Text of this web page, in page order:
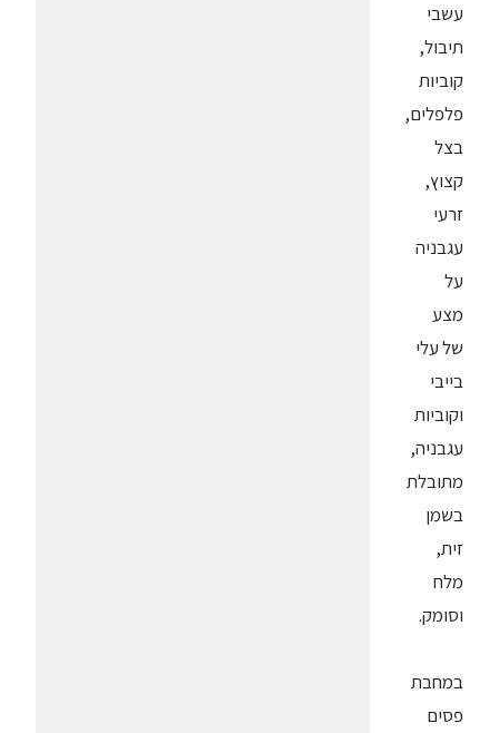
עשבי
תיבול,
קוביות
פלפלים,
בצל
קצוץ,
זרעי
עגבניה
על
מצע
של עלי
בייבי
וקוביות
עגבניה,
מתובלת
בשמן
זית,
מלח
וסומק.
במחבת
פסים